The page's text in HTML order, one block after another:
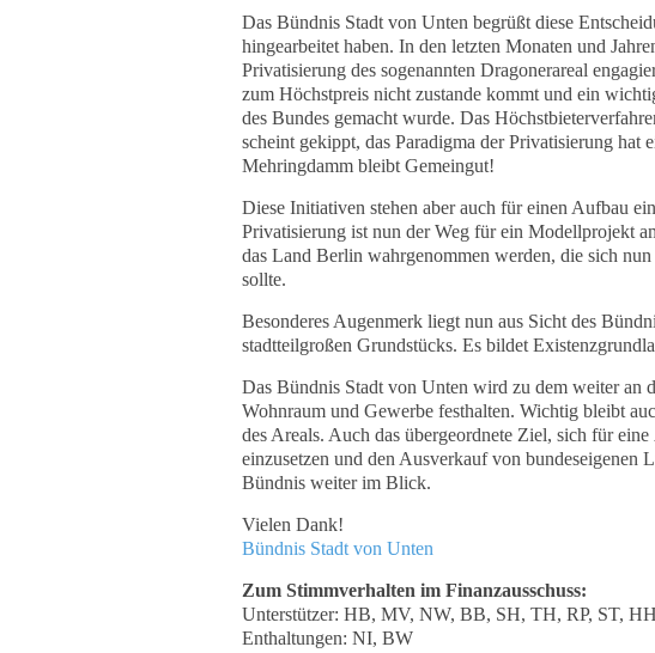
Das Bündnis Stadt von Unten begrüßt diese
hingearbeitet haben. In den letzten Monaten und
Privatisierung des sogenannten Dragonerareal
zum Höchstpreis nicht zustande kommt und ein
des Bundes gemacht wurde. Das
scheint gekippt, das Paradigma der Privatisierung hat
Mehringdamm bleibt Gemeingut!
Diese Initiativen stehen aber auch für einen Aufbau
Privatisierung ist nun der Weg für ein Modellprojekt
das Land Berlin wahrgenommen werden, die sich
sollte.
Besonderes Augenmerk liegt nun aus Sicht des
stadtteilgroßen Grundstücks. Es bildet
Das Bündnis Stadt von Unten wird zu dem weiter an
Wohnraum und Gewerbe festhalten. Wichtig bleibt
des Areals. Auch das übergeordnete Ziel, sich für
einzusetzen und den Ausverkauf von bundeseigenen
Bündnis weiter im Blick.
Vielen Dank!
Bündnis Stadt von Unten
Zum Stimmverhalten im Finanzausschuss:
Unterstützer: HB, MV, NW, BB, SH, TH, RP, ST,
Enthaltungen: NI, BW